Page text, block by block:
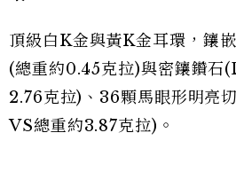
頂級白K金與黃K金耳環，鑲
(總重約0.45克拉)與密鑲鑽
2.76克拉)、36顆馬眼形明亮
VS總重約3.87克拉)。